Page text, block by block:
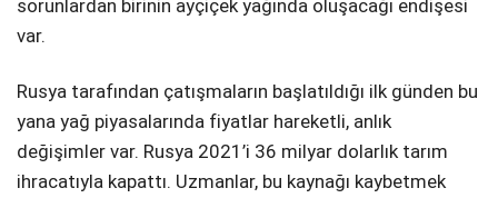
sorunlardan birinin ayçiçek yağında oluşacağı endişesi
var.
Rusya tarafından çatışmaların başlatıldığı ilk günden bu
yana yağ piyasalarında fiyatlar hareketli, anlık
değişimler var. Rusya 2021’i 36 milyar dolarlık tarım
ihracatıyla kapattı. Uzmanlar, bu kaynağı kaybetmek